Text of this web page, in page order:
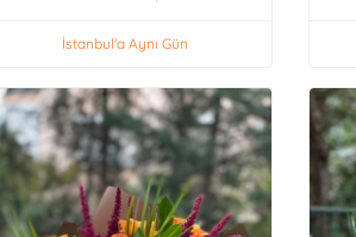
İstanbul'a Aynı Gün